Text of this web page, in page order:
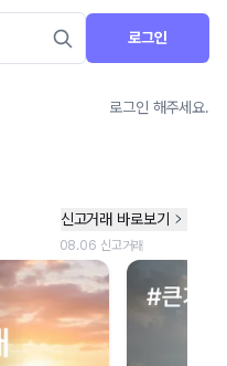
로그인
로그인 해주세요.